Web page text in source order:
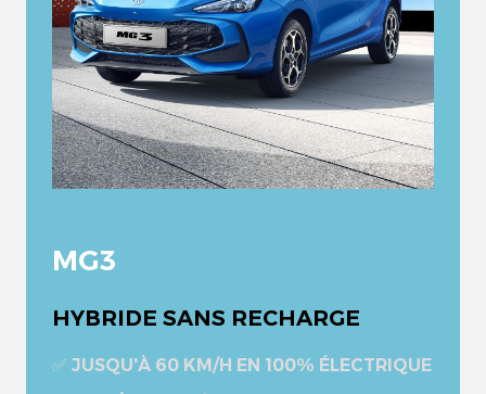
MG3
HYBRIDE SANS RECHARGE
✅ JUSQU'À 60 KM/H EN 100% ÉLECTRIQUE